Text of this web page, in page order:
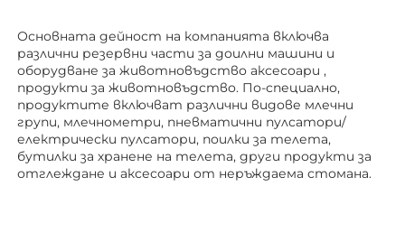
Основната дейност на компанията включва
различни резервни части за доилни машини и
оборудване за животновъдство аксесоари ,
продукти за животновъдство. По-специално,
продуктите включват различни видове млечни
групи, млечнометри, пневматични пулсатори/
електрически пулсатори, поилки за телета,
бутилки за хранене на телета, други продукти за
отглеждане и аксесоари от неръждаема стомана.